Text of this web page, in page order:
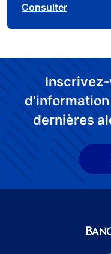
Consulter
dernières